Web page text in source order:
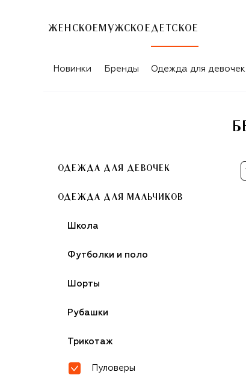
ЖЕНСКОЕ МУЖСКОЕ ДЕТСКОЕ
БЕЛЫЙ ПУЛОВЕРЫ GIVENCHY
Новинки Бренды Одежда для девочек
ОДЕЖДА ДЛЯ ДЕВОЧЕК
ОДЕЖДА ДЛЯ МАЛЬЧИКОВ
Школа
Футболки и поло
Шорты
Рубашки
Трикотаж
Пуловеры